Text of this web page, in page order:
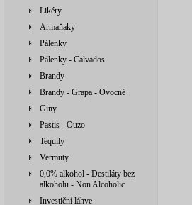
Likéry
Armaňaky
Pálenky
Pálenky - Calvados
Brandy
Brandy - Grapa - Ovocné
Giny
Pastis - Ouzo
Tequily
Vermuty
0,0% alkohol - Destiláty bez
alkoholu - Non Alcoholic
Investiční láhve